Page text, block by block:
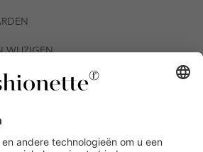
WIJZIGEN
fashionette Plattform GmbH
en met 12-08-2026 meerdere keren
op alle artikelen op de pagina
De voorwaarden zoals vastgelegd in